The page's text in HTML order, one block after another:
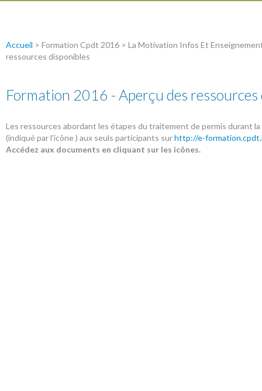
Accueil > Formation Cpdt 2016 > La Motivation Infos Et
ressources disponibles
Formation 2016 - Aperçu des ressources
Les ressources abordant les étapes du traitement de permis durant
(indiqué par l'icône) aux seuls participants surhttp://e-
Accédez aux documents en cliquant sur les icônes.